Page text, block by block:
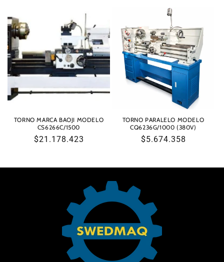
TORNO MARCA BAOJI MODELO
CS6266C/1500
Precio
$21.178.423
TORNO PARALELO MODELO
CQ6236G/1000 (380V)
Precio
$5.674.358